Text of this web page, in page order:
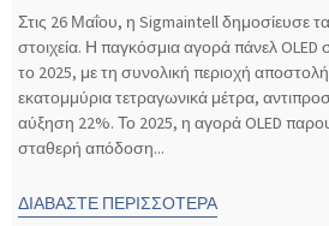
Στις 26 Μαΐου, η Sigmaintell δημοσίευσε τα
στοιχεία. Η παγκόσμια αγορά πάνελ OLED
το 2025, με τη συνολική περιοχή
εκατομμύρια τετραγωνικά μέτρα,
αύξηση 22%. Το 2025, η αγορά OLED
σταθερή απόδοση...
ΔΙΑΒΆΣΤΕ ΠΕΡΙΣΣΌΤΕΡΑ